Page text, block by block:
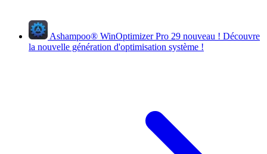
Ashampoo® WinOptimizer Pro 29 nouveau ! Découvre
la nouvelle génération d'optimisation système !